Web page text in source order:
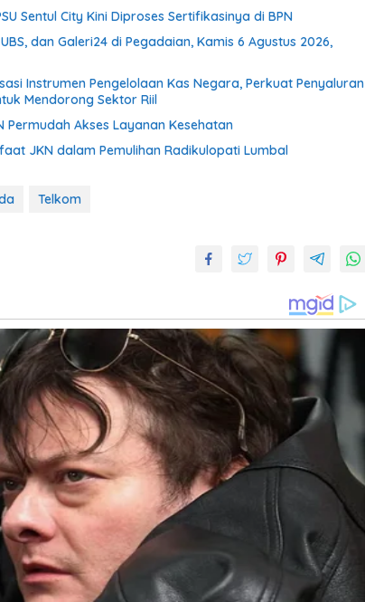
Sentul City Kini Diproses Sertifikasinya di BPN
dan Galeri24 di Pegadaian, Kamis 6 Agustus 2026,
Instrumen Pengelolaan Kas Negara, Perkuat Penyaluran
Mendorong Sektor Riil
Permudah Akses Layanan Kesehatan
JKN dalam Pemulihan Radikulopati Lumbal
Telkom